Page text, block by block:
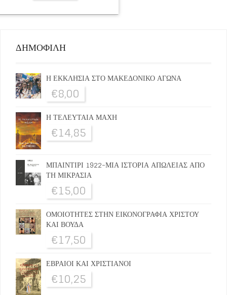
ΔΗΜΟΦΙΛΗ
Η ΕΚΚΛΗΣΙΑ ΣΤΟ ΜΑΚΕΔΟΝΙΚΟ ΑΓΩΝΑ
€8,00
Η ΤΕΛΕΥΤΑΙΑ ΜΑΧΗ
€14,85
ΜΠΑΙΝΤΙΡΙ 1922-ΜΙΑ ΙΣΤΟΡΙΑ ΑΠΩΛΕΙΑΣ ΑΠΟ
ΤΗ ΜΙΚΡΑΣΙΑ
€15,00
ΟΜΟΙΟΤΗΤΕΣ ΣΤΗΝ ΕΙΚΟΝΟΓΡΑΦΙΑ ΧΡΙΣΤΟΥ
ΚΑΙ ΒΟΥΔΑ
€17,50
ΕΒΡΑΙΟΙ ΚΑΙ ΧΡΙΣΤΙΑΝΟΙ
€10,25